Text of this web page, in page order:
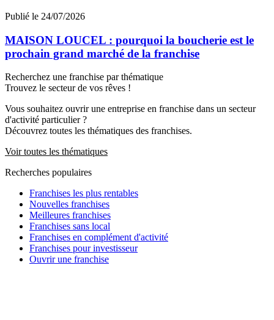
Publié le 24/07/2026
MAISON LOUCEL : pourquoi la boucherie est le
prochain grand marché de la franchise
Recherchez une franchise par thématique
Trouvez le secteur de vos rêves !
Vous souhaitez ouvrir une entreprise en franchise dans un secteur
d'activité particulier ?
Découvrez toutes les thématiques des franchises.
Voir toutes les thématiques
Recherches populaires
Franchises les plus rentables
Nouvelles franchises
Meilleures franchises
Franchises sans local
Franchises en complément d'activité
Franchises pour investisseur
Ouvrir une franchise